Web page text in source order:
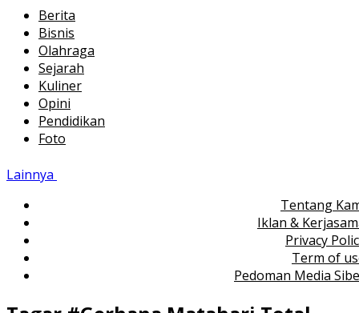
Berita
Bisnis
Olahraga
Sejarah
Kuliner
Opini
Pendidikan
Foto
Lainnya
Tentang
Iklan &
Privacy
Term of
Pedoman Media